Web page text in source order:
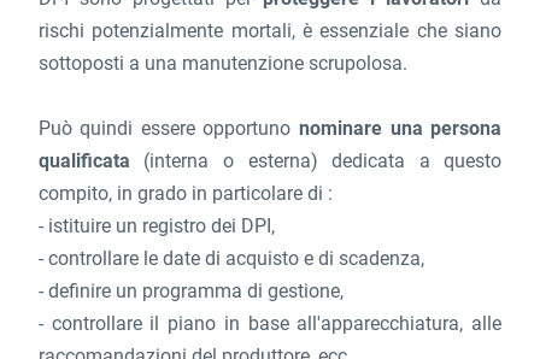
rischi potenzialmente mortali, è essenziale che siano
sottoposti a una manutenzione scrupolosa.
Può quindi essere opportunonominare una persona
qualificata (interna o esterna) dedicata a questo
compito, in grado in particolare di :
- istituire un registro dei DPI,
- controllare le date di acquisto e di scadenza,
- definire un programma di gestione,
- controllare il piano in base all'apparecchiatura, alle